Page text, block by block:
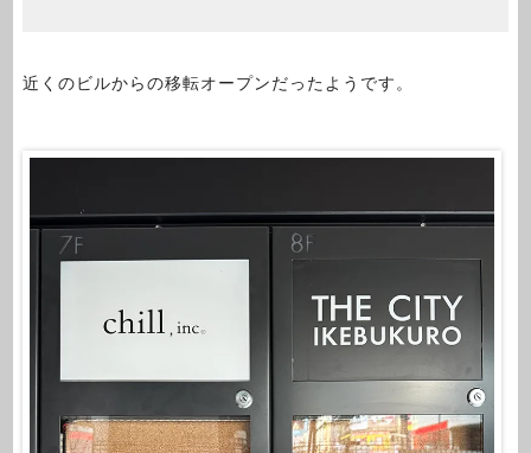
近くのビルからの移転オープンだったようです。